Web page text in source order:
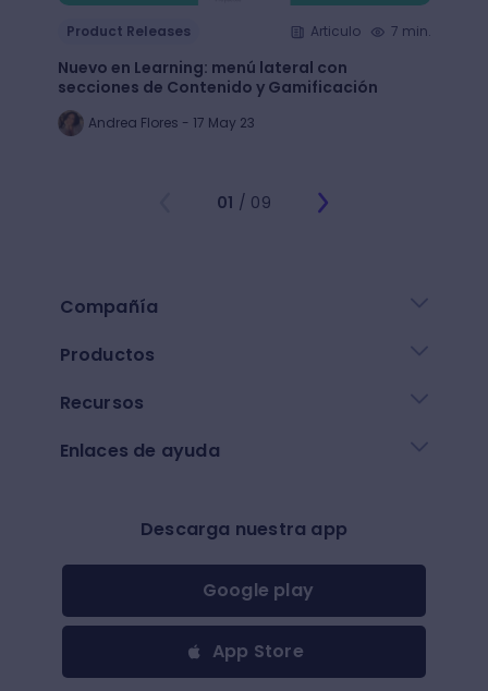
Product Releases Articulo 7 min.
Nuevo en Learning: menú lateral con
secciones de Contenido y Gamificación
Andrea Flores - 17 May 23
01 / 09
Compañía
Productos
Recursos
Enlaces de ayuda
Descarga nuestra app
Google play
App Store